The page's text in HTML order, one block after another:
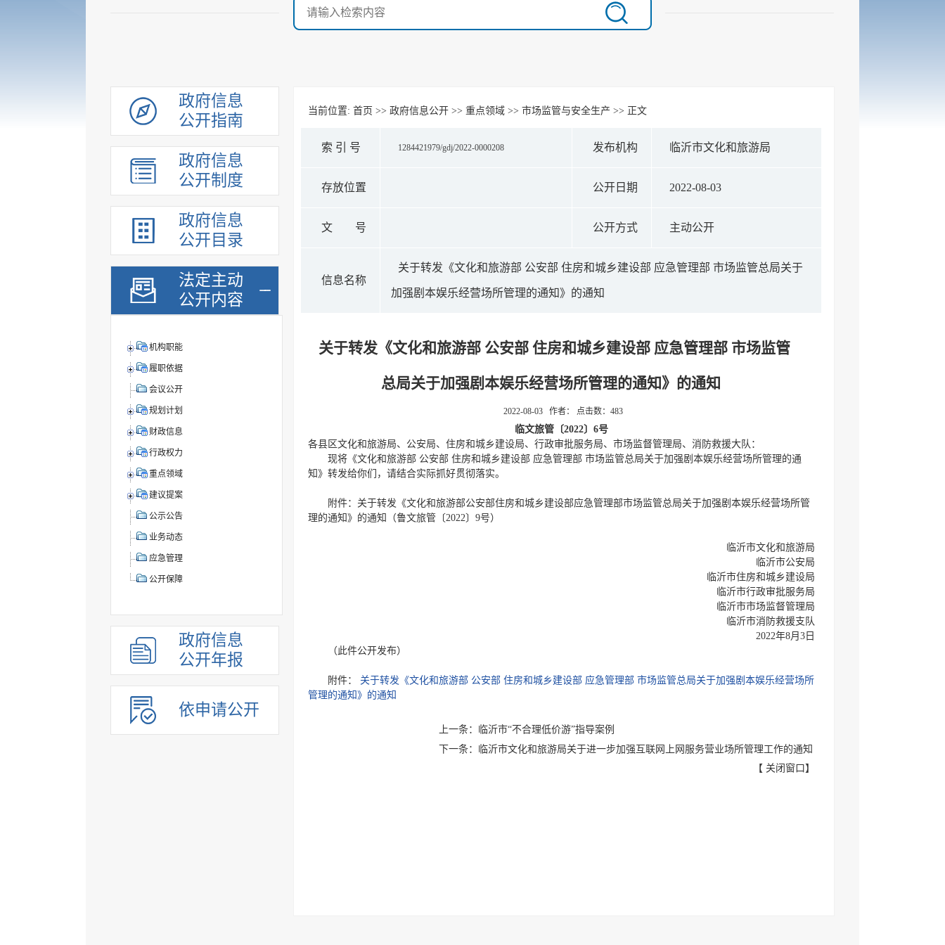
政府信息
公开指南
政府信息
公开制度
政府信息
公开目录
法定主动
公开内容
机构职能
履职依据
会议公开
规划计划
财政信息
行政权力
重点领域
建议提案
公示公告
业务动态
应急管理
公开保障
政府信息
公开年报
依申请公开
当前位置: 首页 >> 政府信息公开 >> 重点领域 >> 市场监管与安全生产 >> 正文
索 引 号 1284421979/gdj/2022-0000208 发布机构 临沂市文化和旅游局
存放位置 公开日期 2022-08-03
文 号 公开方式 主动公开
信息名称
关于转发《文化和旅游部 公安部 住房和城乡建设部 应急管理部 市场监管总局关于
加强剧本娱乐经营场所管理的通知》的通知
关于转发《文化和旅游部 公安部 住房和城乡建设部 应急管理部 市场监管
总局关于加强剧本娱乐经营场所管理的通知》的通知
2022-08-03 作者： 点击数： 483
临文旅管〔2022〕6号
各县区文化和旅游局、公安局、住房和城乡建设局、行政审批服务局、市场监督管理局、消防救援大队：
现将《文化和旅游部 公安部 住房和城乡建设部 应急管理部 市场监管总局关于加强剧本娱乐经营场所管理的通
知》转发给你们，请结合实际抓好贯彻落实。
附件：关于转发《文化和旅游部公安部住房和城乡建设部应急管理部市场监管总局关于加强剧本娱乐经营场所管
理的通知》的通知（鲁文旅管〔2022〕9号）
临沂市文化和旅游局
临沂市公安局
临沂市住房和城乡建设局
临沂市行政审批服务局
临沂市市场监督管理局
临沂市消防救援支队
2022年8月3日
（此件公开发布）
附件： 关于转发《文化和旅游部 公安部 住房和城乡建设部 应急管理部 市场监管总局关于加强剧本娱乐经营场所
管理的通知》的通知
上一条：临沂市“不合理低价游”指导案例
下一条：临沂市文化和旅游局关于进一步加强互联网上网服务营业场所管理工作的通知
【 关闭窗口 】